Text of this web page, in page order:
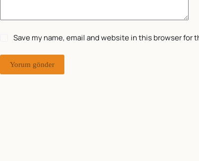
Save my name, email and website in this browser for
Yorum gönder